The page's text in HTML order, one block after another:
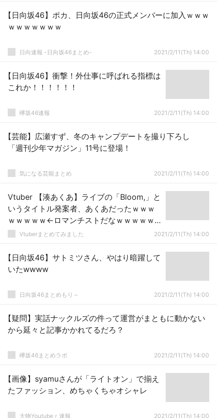
【日向坂46】ポカ、日向坂46の正式メンバーに加入ｗｗｗ
ｗｗｗｗｗｗｗ
日向速報 -日向坂46まとめ- 2021/2/11(Th) 14:00
【日向坂46】衝撃！外仕事に呼ばれる指標は
これか！！！！！！
欅坂46速報 2021/2/11(Th) 14:00
【芸能】広瀬すず、冬のキャンプデートを撮り下ろし
「週刊少年マガジン」11号に登場！
気になる芸能まとめ 2021/2/11(Th) 14:00
Vtuber 【湊あくあ】ライブの「Bloom,」と
いうタイトル発案者、あくあだったｗｗｗ
ｗｗｗｗｗ←ロマンチストだなｗｗｗｗｗ
ｗ Vtuberまとめてみました 2021/2/11(Th) 14:00
【日向坂46】サトミツさん、やはり暗躍して
いたwwww
日向坂46まとめもり～ 2021/2/11(Th) 14:00
【疑問】実話ナックルズの件って運営がまともに動かない
から延々と記事かかれてるだろ？
欅坂46まとめラボ 2021/2/11(Th) 14:00
【画像】syamuさんが「ライトオン」で揃え
たファッション、めちゃくちゃオシャレ
大物Youtubeｒ速報 2021/2/11(Th) 14:00